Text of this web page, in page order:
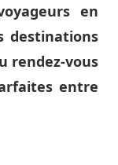
en
destinations
rendez-vous
entre